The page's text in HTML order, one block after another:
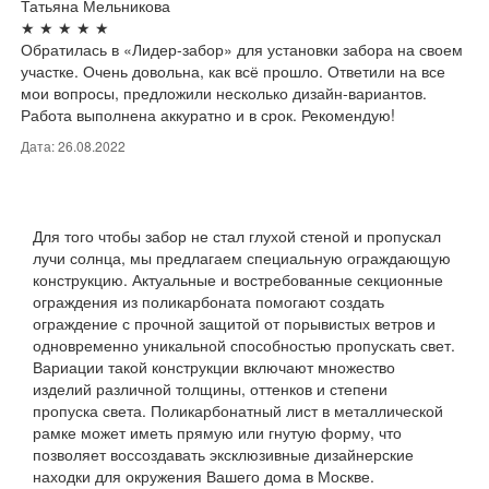
Татьяна Мельникова
★ ★ ★ ★ ★
Обратилась в «Лидер-забор» для установки забора на своем
участке. Очень довольна, как всё прошло. Ответили на все
мои вопросы, предложили несколько дизайн-вариантов.
Работа выполнена аккуратно и в срок. Рекомендую!
Дата: 26.08.2022
Для того чтобы забор не стал глухой стеной и пропускал
лучи солнца, мы предлагаем специальную ограждающую
конструкцию. Актуальные и востребованные секционные
ограждения из поликарбоната помогают создать
ограждение с прочной защитой от порывистых ветров и
одновременно уникальной способностью пропускать свет.
Вариации такой конструкции включают множество
изделий различной толщины, оттенков и степени
пропуска света. Поликарбонатный лист в металлической
рамке может иметь прямую или гнутую форму, что
позволяет воссоздавать эксклюзивные дизайнерские
находки для окружения Вашего дома в Москве.